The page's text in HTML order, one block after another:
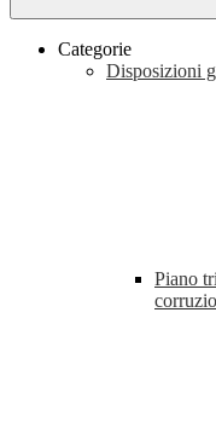
Categorie
Disposizioni
Piano